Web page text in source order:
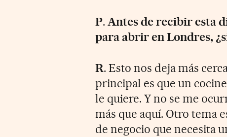
P.Antes de recibir esta
para abrir en Londres,
R. Esto nos deja más
principal es que un
le quiere. Y no se me
más que aquí. Otro tema
de negocio que necesita